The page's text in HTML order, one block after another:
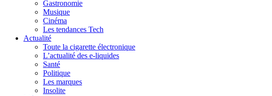
Gastronomie
Musique
Cinéma
Les tendances Tech
Actualité
Toute la cigarette électronique
L’actualité des e-liquides
Santé
Politique
Les marques
Insolite